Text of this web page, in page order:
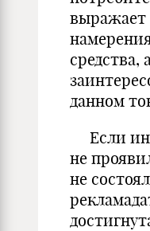
выражает
средства,
данном
Если
не
не